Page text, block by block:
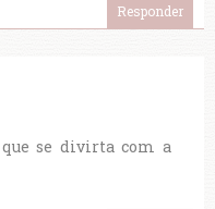
Responder
que se divirta com a